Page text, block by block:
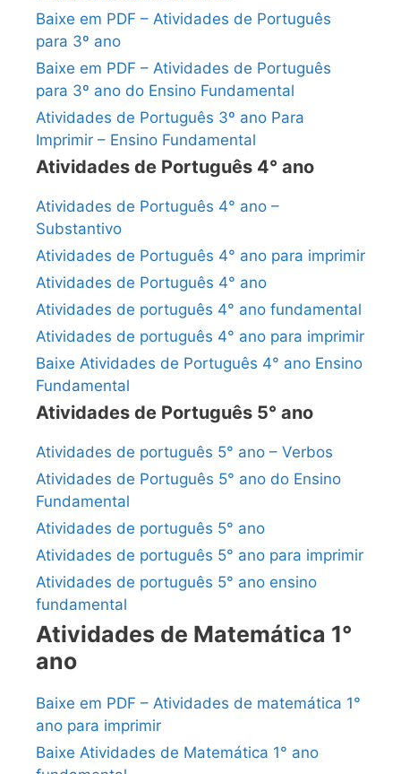
Baixe em PDF – Atividades de Português
para 3º ano
Baixe em PDF – Atividades de Português
para 3º ano do Ensino Fundamental
Atividades de Português 3º ano Para
Imprimir – Ensino Fundamental
Atividades de Português 4° ano
Atividades de Português 4° ano –
Substantivo
Atividades de Português 4° ano para imprimir
Atividades de Português 4° ano
Atividades de português 4° ano fundamental
Atividades de português 4° ano para imprimir
Baixe Atividades de Português 4° ano Ensino
Fundamental
Atividades de Português 5° ano
Atividades de português 5° ano – Verbos
Atividades de Português 5° ano do Ensino
Fundamental
Atividades de português 5° ano
Atividades de português 5° ano para imprimir
Atividades de português 5° ano ensino
fundamental
Atividades de Matemática 1°
ano
Baixe em PDF – Atividades de matemática 1°
ano para imprimir
Baixe Atividades de Matemática 1° ano